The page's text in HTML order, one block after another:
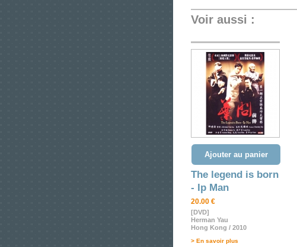
Voir aussi :
Ajouter au panier
The legend is born
- Ip Man
20.00 €
[DVD]
Herman Yau
Hong Kong / 2010
> En savoir plus